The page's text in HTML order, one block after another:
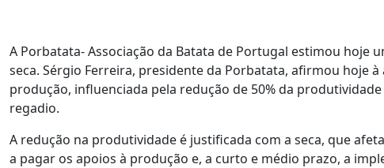
A Porbatata- Associação da Batata de Portugal estimou hoje
seca. Sérgio Ferreira, presidente da Porbatata, afirmou hoje
produção, influenciada pela redução de 50% da
regadio.
A redução na produtividade é justificada com a seca, que
a pagar os apoios à produção e, a curto e médio prazo, a